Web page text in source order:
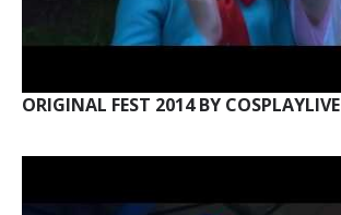
ORIGINAL FEST 2014 BY COSPLAYLIVE